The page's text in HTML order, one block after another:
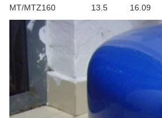
MT/MTZ160 13.5 16.09